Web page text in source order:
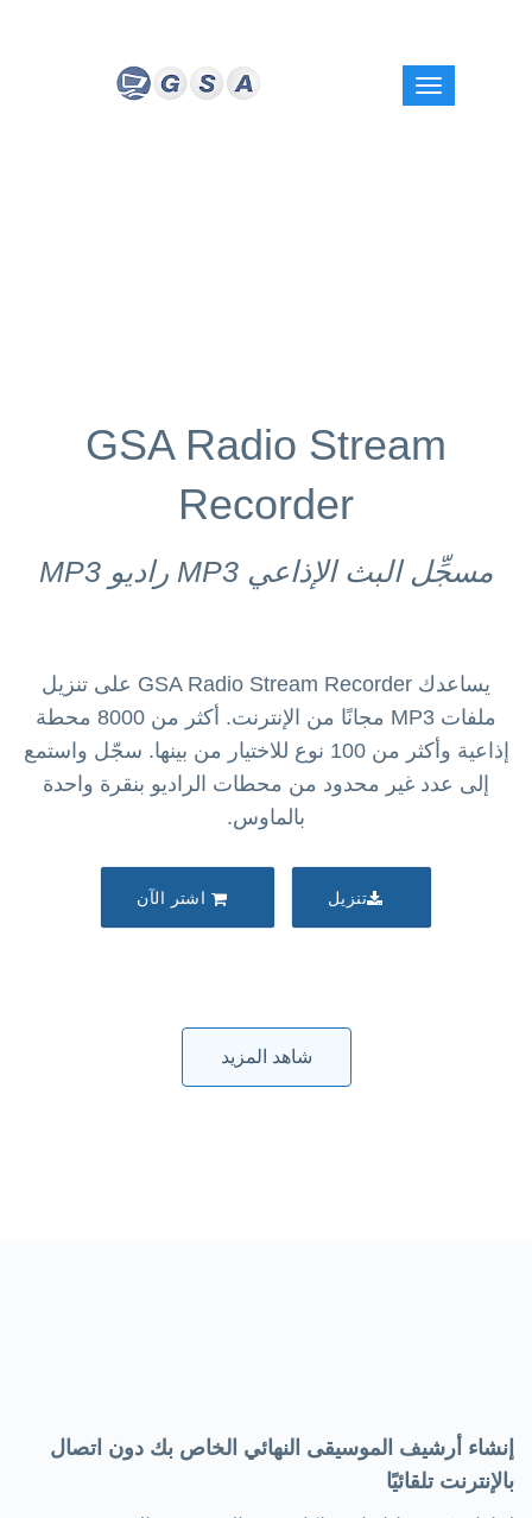
GSA Radio Stream
Recorder
مسجِّل البث الإذاعي MP3 راديو MP3
يساعدك GSA Radio Stream Recorder على تنزيل
ملفات MP3 مجانًا من الإنترنت. أكثر من 8000 محطة
إذاعية وأكثر من 100 نوع للاختيار من بينها. سجّل واستمع
إلى عدد غير محدود من محطات الراديو بنقرة واحدة
بالماوس.
تنزيل اشتر الآن
شاهد المزيد
إنشاء أرشيف الموسيقى النهائي الخاص بك دون اتصال
بالإنترنت تلقائيًا